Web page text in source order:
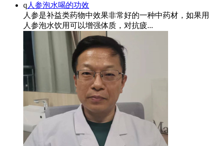
q 人参泡水喝的功效
人参是补益类药物中效果非常好的一种中药材，如果用
人参泡水饮用可以增强体质，对抗疲...